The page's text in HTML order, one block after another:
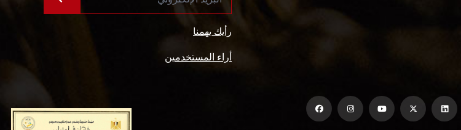
رأيك يهمنا
أراء المستخدمين